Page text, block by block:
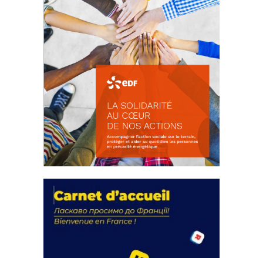
actions
18 septembre 2023
FEUILLETER